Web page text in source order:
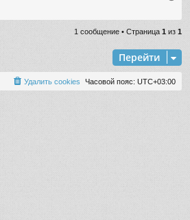
р
н
т
ь
с
1 сообщение • Страница 1 из 1
Перейти
Часовой пояс: UTC+03:00
Удалить cookies